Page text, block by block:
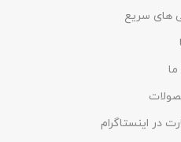
آن
-
نور
های سریع
در اینستاگرام